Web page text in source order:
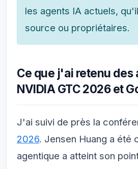
les agents IA actuels,
source ou propriétaires.
Ce que j'ai retenu des
NVIDIA GTC 2026 et
J'ai suivi de près la
2026. Jensen Huang a été
agentique a atteint son